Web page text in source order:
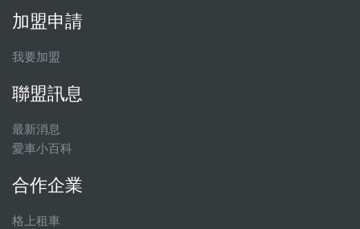
加盟申請
我要加盟
聯盟訊息
最新消息
愛車小百科
合作企業
格上租車